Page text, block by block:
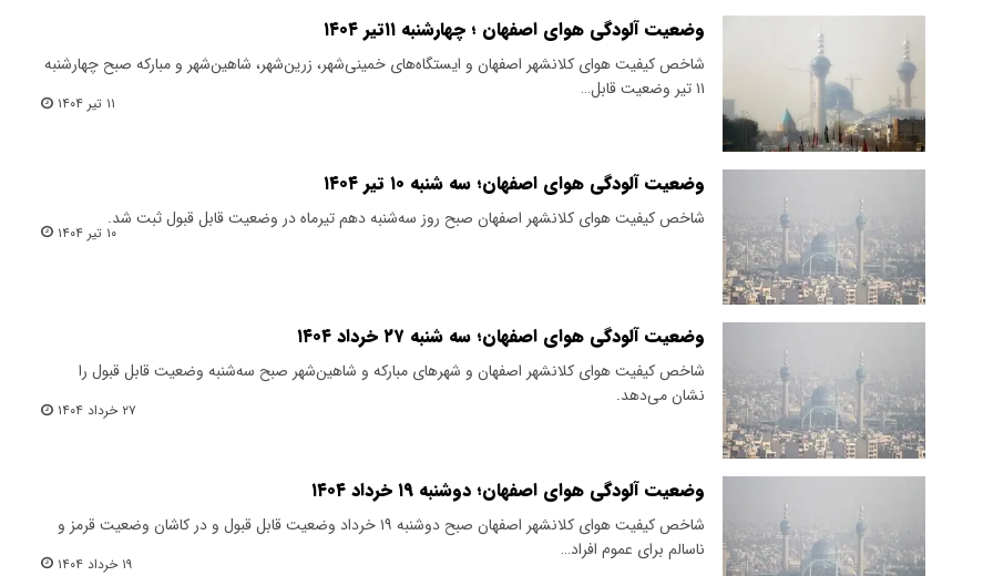
وضعیت آلودگی هوای اصفهان ؛ چهارشنبه ۱۱تیر ۱۴۰۴
شاخص کیفیت هوای کلانشهر اصفهان و ایستگاه‌های خمینی‌شهر، زرین‌شهر، شاهین‌شهر و مبارکه صبح چهارشنبه
۱۱ تیر وضعیت قابل…
۱۱ تیر ۱۴۰۴
وضعیت آلودگی هوای اصفهان؛ سه شنبه ۱۰ تیر ۱۴۰۴
شاخص کیفیت هوای کلانشهر اصفهان صبح روز سه‌شنبه دهم تیرماه در وضعیت قابل قبول ثبت شد.
۱۰ تیر ۱۴۰۴
وضعیت آلودگی هوای اصفهان؛ سه شنبه ۲۷ خرداد ۱۴۰۴
شاخص کیفیت هوای کلانشهر اصفهان و شهرهای مبارکه و شاهین‌شهر صبح سه‌شنبه وضعیت قابل قبول را
نشان می‌دهد.
۲۷ خرداد ۱۴۰۴
وضعیت آلودگی هوای اصفهان؛ دوشنبه ۱۹ خرداد ۱۴۰۴
شاخص کیفیت هوای کلانشهر اصفهان صبح دوشنبه ۱۹ خرداد وضعیت قابل قبول و در کاشان وضعیت قرمز و
ناسالم برای عموم افراد…
۱۹ خرداد ۱۴۰۴